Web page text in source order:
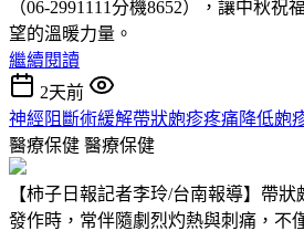
（06-2991111分機8652），讓中秋
望的溫暖力量。
繼續閱讀
2天前
神經阻斷術緩解帶狀皰疹疼痛降低皰
醫療保健 醫療保健
【柿子日報記者李玲/台南報導】帶狀
發作時，常伴隨劇烈灼熱與刺痛，不